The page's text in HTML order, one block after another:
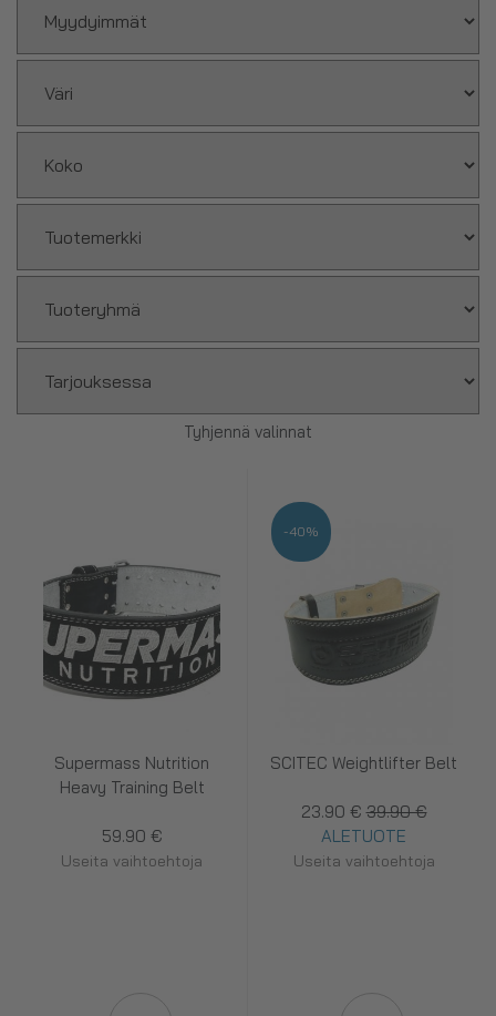
Tyhjennä valinnat
Supermass Nutrition
Heavy Training Belt
59.90 €
Useita vaihtoehtoja
SCITEC Weightlifter Belt
23.90 € 39.90 €
ALETUOTE
Useita vaihtoehtoja
-40%